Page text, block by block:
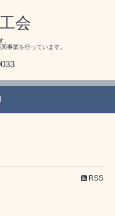
会
。
事業を行っています。
RSS